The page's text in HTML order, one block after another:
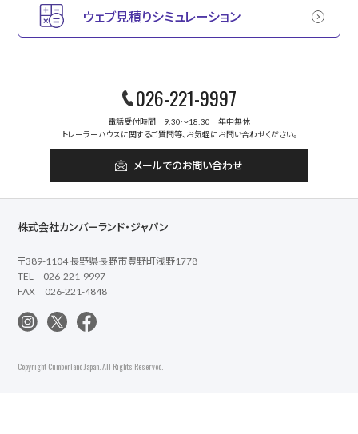
ウェブ見積りシミュレーション
026-221-9997
電話受付時間 9:30～18:30 年中無休
トレーラーハウスに関するご質問等、お気軽にお問い合わせください。
メールでのお問い合わせ
株式会社カンバーランド・ジャパン
〒389-1104 長野県長野市豊野町浅野1778
TEL 026-221-9997
FAX 026-221-4848
Copyright Cumberland Japan. All Rights Reserved.